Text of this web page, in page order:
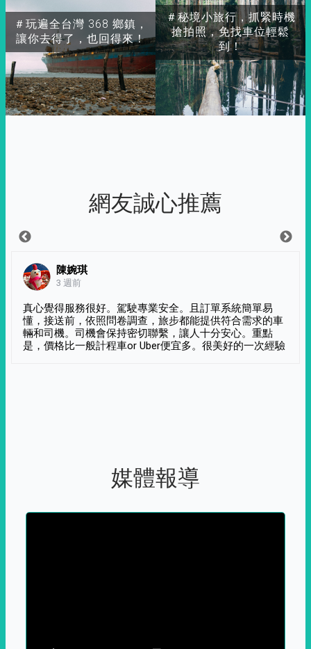
＃玩遍全台灣 368 鄉鎮，
讓你去得了，也回得來！
＃秘境小旅行，抓緊時機
搶拍照，免找車位輕鬆
到！
網友誠心推薦
陳婉琪
3 週前
真心覺得服務很好。駕駛專業安全。且訂單系統簡單易
懂，接送前，依照問卷調查，旅步都能提供符合需求的車
輛和司機。司機會保持密切聯繫，讓人十分安心。重點
是，價格比一般計程車or Uber便宜多。很美好的一次經驗
媒體報導